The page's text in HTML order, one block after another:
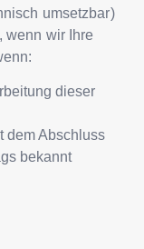
umsetzbar)
wenn wir Ihre
dieser
dem Abschluss
bekannt